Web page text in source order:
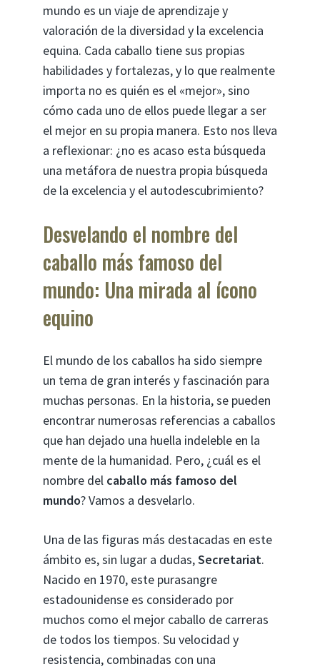
mundo es un viaje de aprendizaje y
valoración de la diversidad y la excelencia
equina. Cada caballo tiene sus propias
habilidades y fortalezas, y lo que realmente
importa no es quién es el «mejor», sino
cómo cada uno de ellos puede llegar a ser
el mejor en su propia manera. Esto nos lleva
a reflexionar: ¿no es acaso esta búsqueda
una metáfora de nuestra propia búsqueda
de la excelencia y el autodescubrimiento?
Desvelando el nombre del
caballo más famoso del
mundo: Una mirada al ícono
equino
El mundo de los caballos ha sido siempre
un tema de gran interés y fascinación para
muchas personas. En la historia, se pueden
encontrar numerosas referencias a caballos
que han dejado una huella indeleble en la
mente de la humanidad. Pero, ¿cuál es el
nombre del caballo más famoso del
mundo? Vamos a desvelarlo.
Una de las figuras más destacadas en este
ámbito es, sin lugar a dudas,Secretariat.
Nacido en 1970, este purasangre
estadounidense es considerado por
muchos como el mejor caballo de carreras
de todos los tiempos. Su velocidad y
resistencia, combinadas con una